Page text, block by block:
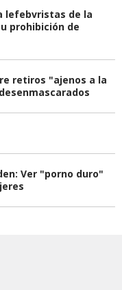
lefebvristas de la
prohibición de
retiros "ajenos a la
Ver "porno duro"